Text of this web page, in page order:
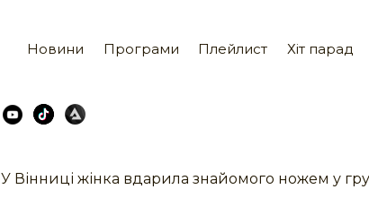
Новини Програми Плейлист Хіт парад
У Вінниці жінка вдарила знайомого ножем у